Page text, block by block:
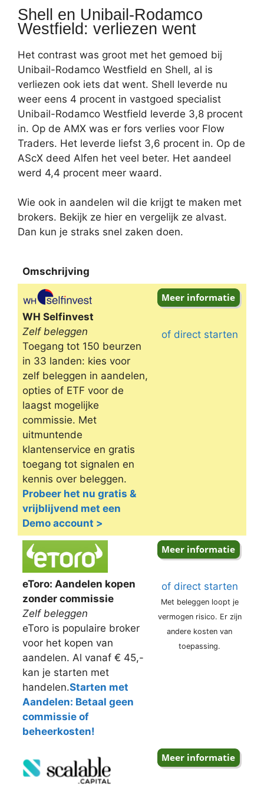
Shell en Unibail-Rodamco
Westfield: verliezen went
Het contrast was groot met het gemoed bij
Unibail-Rodamco Westfield en Shell, al is
verliezen ook iets dat went. Shell leverde nu
weer eens 4 procent in vastgoed specialist
Unibail-Rodamco Westfield leverde 3,8 procent
in. Op de AMX was er fors verlies voor Flow
Traders. Het leverde liefst 3,6 procent in. Op de
AScX deed Alfen het veel beter. Het aandeel
werd 4,4 procent meer waard.
Wie ook in aandelen wil die krijgt te maken met
brokers. Bekijk ze hier en vergelijk ze alvast.
Dan kun je straks snel zaken doen.
Omschrijving
Omschrijving
WH Selfinvest
Zelf beleggen
Toegang tot 150 beurzen
in 33 landen: kies voor
zelf beleggen in aandelen,
opties of ETF voor de
laagst mogelijke
commissie. Met
uitmuntende
klantenservice en gratis
toegang tot signalen en
kennis over beleggen.
Probeer het nu gratis &
vrijblijvend met een
Demo account >
of direct starten
eToro: Aandelen kopen
zonder commissie
Zelf beleggen
eToro is populaire broker
voor het kopen van
aandelen. Al vanaf € 45,-
kan je starten met
handelen.Starten met
Aandelen: Betaal geen
commissie of
beheerkosten!
of direct starten
Met beleggen loopt je
vermogen risico. Er zijn
andere kosten van
toepassing.